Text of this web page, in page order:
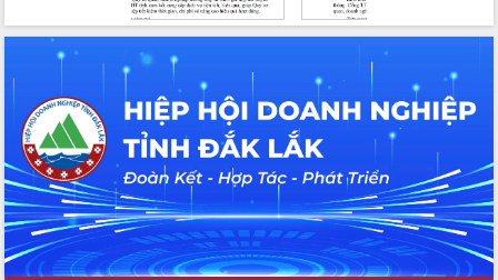
Tập huấn nâng cao năng lực triển khai
chuyển đổi số cho cán bộ, công chức
Đắk Lắk phát động hưởng ứng Ngày
Quyền của người tiêu dùng Việt Nam
2026
Đẩy mạnh cải cách hành chính, quyết
tâm đạt được mục tiêu tăng trưởng
hai con số trong năm 2026
Tổ chức trang trọng Lễ hội Đền thờ
Lương Văn Chánh năm 2026